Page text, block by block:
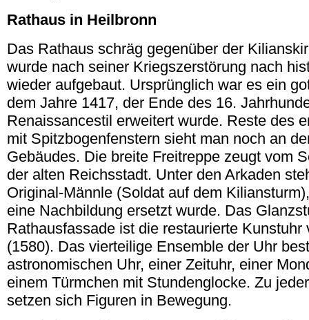
Rathaus in Heilbronn
Das Rathaus schräg gegenüber der
wurde nach seiner Kriegszerstörung nach
wieder aufgebaut. Ursprünglich war es ein
dem Jahre 1417, der Ende des 16.
Renaissancestil erweitert wurde. Reste des
mit Spitzbogenfenstern sieht man noch an
Gebäudes. Die breite Freitreppe zeugt vom
der alten Reichsstadt. Unter den Arkaden
Original-Männle (Soldat auf dem
eine Nachbildung ersetzt wurde. Das
Rathausfassade ist die restaurierte Kunstuhr
(1580). Das vierteilige Ensemble der Uhr
astronomischen Uhr, einer Zeituhr, einer
einem Türmchen mit Stundenglocke. Zu
setzen sich Figuren in Bewegung.